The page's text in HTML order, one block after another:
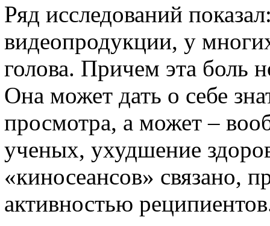
Ряд исследований
видеопродукции, у
голова. Причем эта боль
Она может дать о себе
просмотра, а может –
ученых, ухудшение
«киносеансов» связано,
активностью